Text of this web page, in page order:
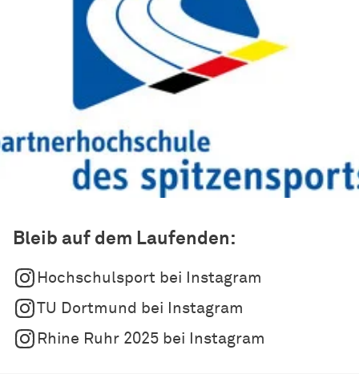
Bleib auf dem Laufenden:
Hochschulsport bei
Insta­gram
TU Dortmund bei
Insta­gram
Rhine Ruhr 2025 bei
Insta­gram